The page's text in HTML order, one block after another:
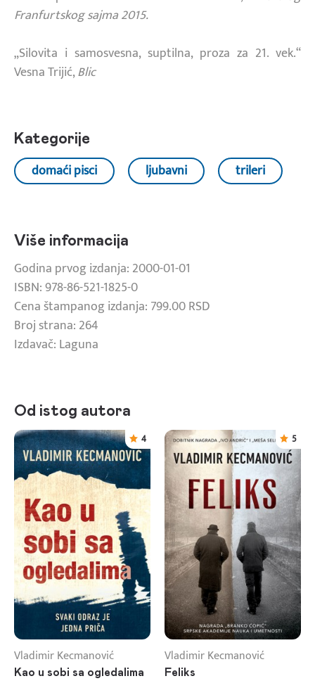
Franfurtskog sajma 2015.
„Silovita i samosvesna, suptilna, proza za 21. vek.“
Vesna Trijić,Blic
Kategorije
domaći pisci ljubavni trileri
Više informacija
Godina prvog izdanja: 2000-01-01
ISBN: 978-86-521-1825-0
Cena štampanog izdanja: 799.00 RSD
Broj strana: 264
Izdavač: Laguna
Od istog autora
4
Vladimir Kecmanović
Kao u sobi sa ogledalima
5
Vladimir Kecmanović
Feliks